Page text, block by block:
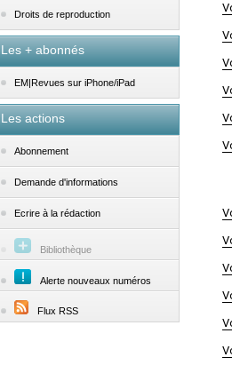
Droits de reproduction
Les + abonnés
EM|Revues sur iPhone/iPad
Les actions
Abonnement
Demande d'informations
Ecrire à la rédaction
Bibliothèque
Alerte nouveaux numéros
Flux RSS